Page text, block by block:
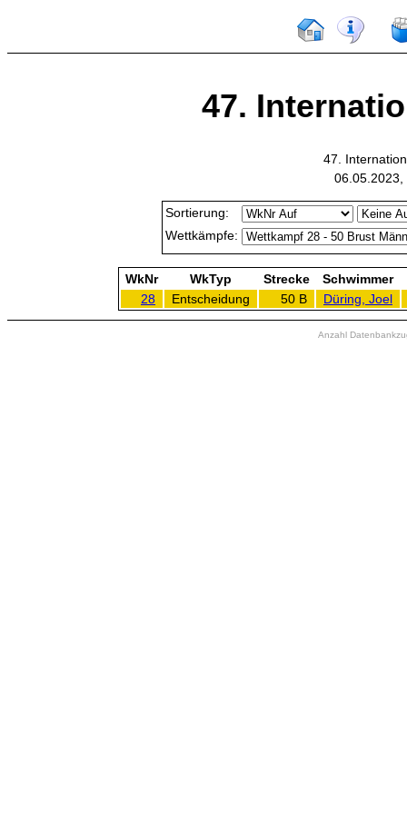
47.
47.
06.05.2023,
Sortierung:
Wettkämpfe:
WkNr WkTyp Strecke
Schwimmer
28
Entscheidung 50 B Düring, Joel
Anzahl